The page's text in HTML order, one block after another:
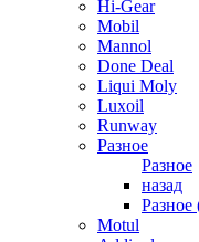
Hi-Gear
Mobil
Mannol
Done Deal
Liqui Moly
Luxoil
Runway
Разное
Разное
назад
Motul